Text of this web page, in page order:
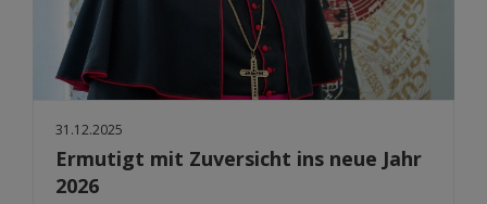
Dez 2025
Nov 2025
Okt 2025
Sep 2025
31.12.2025
Ermutigt mit Zuversicht ins neue Jahr
2026